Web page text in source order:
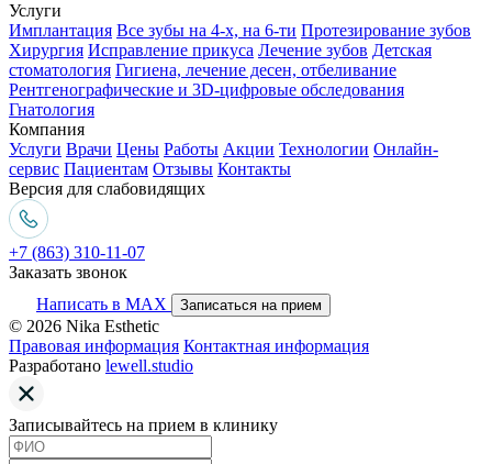
Услуги
Имплантация Все зубы на 4-х, на 6-ти Протезирование зубов
Хирургия Исправление прикуса Лечение зубов Детская
стоматология Гигиена, лечение десен, отбеливание
Рентгенографические и 3D-цифровые обследования
Гнатология
Компания
Услуги Врачи Цены Работы Акции Технологии Онлайн-
сервис Пациентам Отзывы Контакты
Версия для слабовидящих
+7 (863) 310-11-07
Заказать звонок
Написать в MAX
Записаться на прием
© 2026 Nika Esthetic
Правовая информация Контактная информация
Разработано lewell.studio
Записывайтесь на прием в клинику